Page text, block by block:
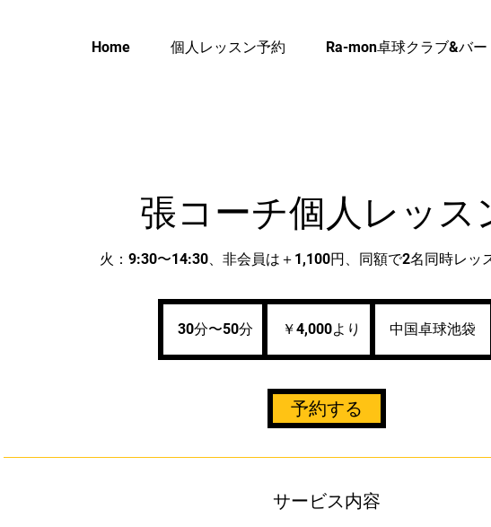
Home 個人レッスン予約 Ra-mon卓球クラブ&バー
張コーチ個人レッス
火：9:30〜14:30、非会員は＋1,100円、同額で2名同時レッ
30分〜50分
0
分
￥4,000より 中国卓球池袋
予約する
サービス内容